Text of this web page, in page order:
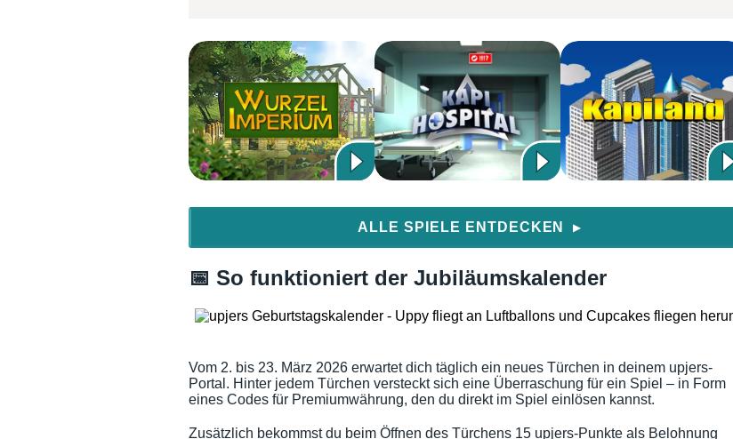
ALLE SPIELE ENTDECKEN ▶
📅 So funktioniert der Jubiläumskalender
Vom 2. bis 23. März 2026 erwartet dich täglich ein neues Türchen in deinem upjers-
Portal. Hinter jedem Türchen versteckt sich eine Überraschung für ein Spiel – in Form
eines Codes für Premiumwährung, den du direkt im Spiel einlösen kannst.
Zusätzlich bekommst du beim Öffnen des Türchens 15 upjers-Punkte als Belohnung